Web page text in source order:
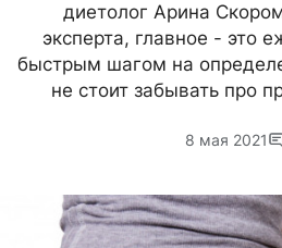
диетолог Арина
эксперта, главное - это
быстрым шагом на
не стоит забывать про
8 мая 2021